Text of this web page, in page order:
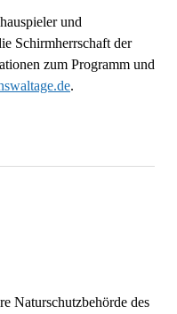
und
Schirmherrschaft der
zum Programm und
.
Naturschutzbehörde des